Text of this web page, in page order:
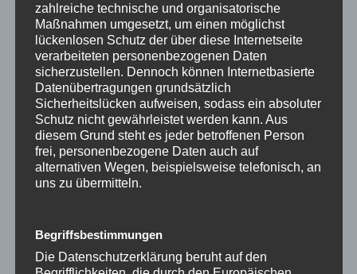
ARCHIV
Mai 2026
März 2026
Januar 2026
Oktober 2025
November 2024
zahlreiche technische und organisatorische
Maßnahmen umgesetzt, um einen möglichst
lückenlosen Schutz der über diese Internetseite
verarbeiteten personenbezogenen Daten
sicherzustellen. Dennoch können Internetbasierte
Datenübertragungen grundsätzlich
Sicherheitslücken aufweisen, sodass ein absoluter
Schutz nicht gewährleistet werden kann. Aus
diesem Grund steht es jeder betroffenen Person
frei, personenbezogene Daten auch auf
alternativen Wegen, beispielsweise telefonisch, an
uns zu übermitteln.
Begriffsbestimmungen
Die Datenschutzerklärung beruht auf den